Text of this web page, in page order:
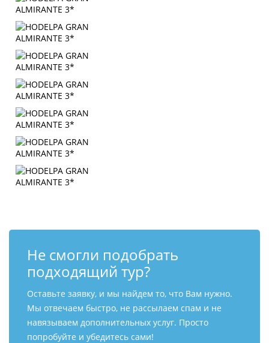
Не смогли подобрать
подходящий тур?
Оставьте заявку, и мы найдем то, что Вам нужно.
Мы отвечаем быстро, не рассылаем спам и не
навязываем дополнительных услуг. Просто
попробуйте и убедитесь сами!